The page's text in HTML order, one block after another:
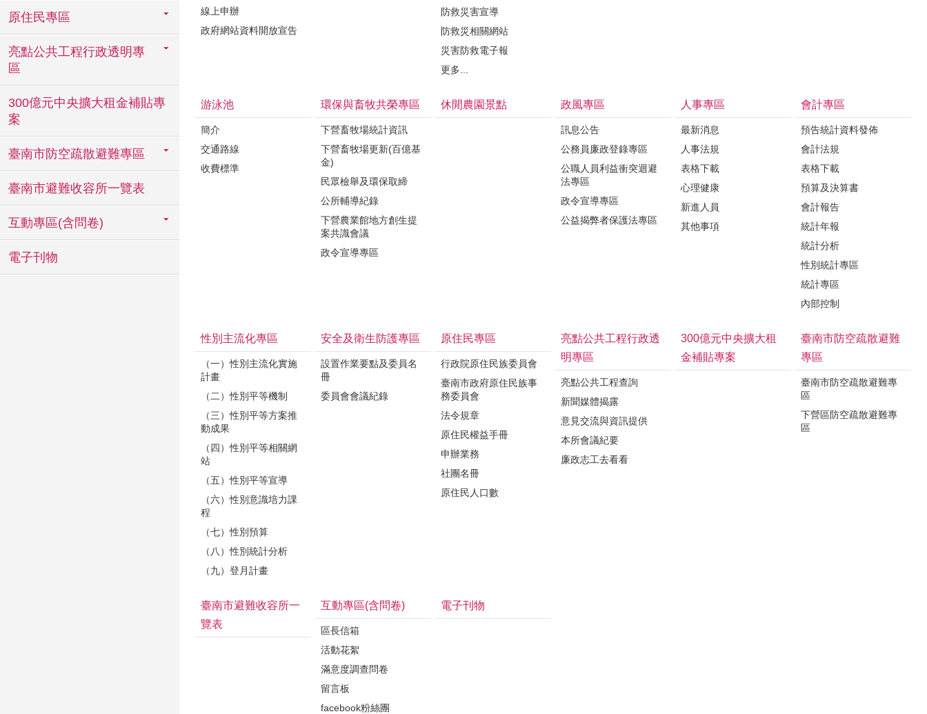
原住民專區
亮點公共工程行政透明專
區
300億元中央擴大租金補貼專
案
臺南市防空疏散避難專區
臺南市避難收容所一覽表
互動專區(含問卷)
電子刊物
線上申辦
政府網站資料開放宣告
防救災害宣導
防救災相關網站
災害防救電子報
更多...
游泳池
簡介
交通路線
收費標準
環保與畜牧共榮專區
下營畜牧場統計資訊
下營畜牧場更新(百億基
金)
民眾檢舉及環保取締
公所輔導紀錄
下營農業館地方創生提
案共識會議
政令宣導專區
休閒農園景點 政風專區
訊息公告
公務員廉政登錄專區
公職人員利益衝突迴避
法專區
政令宣導專區
公益揭弊者保護法專區
人事專區
最新消息
人事法規
表格下載
心理健康
新進人員
其他事項
會計專區
預告統計資料發佈
會計法規
表格下載
預算及決算書
會計報告
統計年報
統計分析
性別統計專區
統計專區
內部控制
性別主流化專區
（一）性別主流化實施
計畫
（二）性別平等機制
（三）性別平等方案推
動成果
（四）性別平等相關網
站
（五）性別平等宣導
（六）性別意識培力課
程
（七）性別預算
（八）性別統計分析
（九）登月計畫
安全及衛生防護專區
設置作業要點及委員名
冊
委員會會議紀錄
原住民專區
行政院原住民族委員會
臺南市政府原住民族事
務委員會
法令規章
原住民權益手冊
申辦業務
社團名冊
原住民人口數
亮點公共工程行政透
明專區
亮點公共工程查詢
新聞媒體揭露
意見交流與資訊提供
本所會議紀要
廉政志工去看看
300億元中央擴大租
金補貼專案
臺南市防空疏散避難
專區
臺南市防空疏散避難專
區
下營區防空疏散避難專
區
臺南市避難收容所一
覽表
互動專區(含問卷)
區長信箱
活動花絮
滿意度調查問卷
留言板
facebook粉絲團
電子刊物